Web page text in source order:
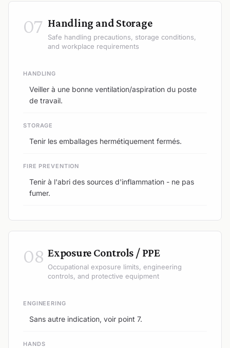
07 Handling and Storage
Safe handling precautions, storage conditions,
and workplace requirements
HANDLING
Veiller à une bonne ventilation/aspiration du poste
de travail.
STORAGE
Tenir les emballages hermétiquement fermés.
FIRE PREVENTION
Tenir à l'abri des sources d'inflammation - ne pas
fumer.
08 Exposure Controls / PPE
Occupational exposure limits, engineering
controls, and protective equipment
ENGINEERING
Sans autre indication, voir point 7.
HANDS